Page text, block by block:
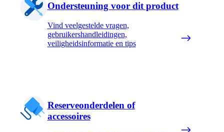
Ondersteuning voor dit product
Vind veelgestelde vragen,
gebruikershandleidingen,
veiligheidsinformatie en tips
Reserveonderdelen of
accessoires